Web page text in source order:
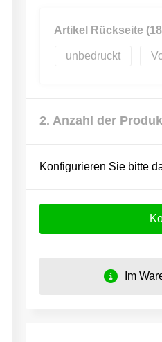
Artikel Rückseite
unbedruckt
2. Anzahl der
Konfigurieren Sie bitte
Im